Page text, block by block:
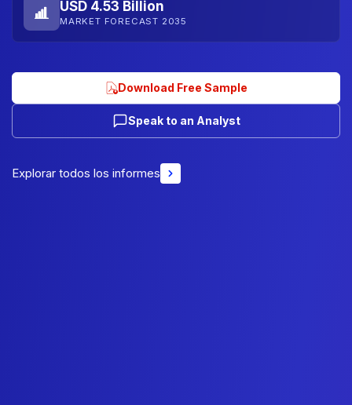
USD 4.53 Billion
MARKET FORECAST 2035
Download Free Sample
Speak to an Analyst
Explorar todos los informes